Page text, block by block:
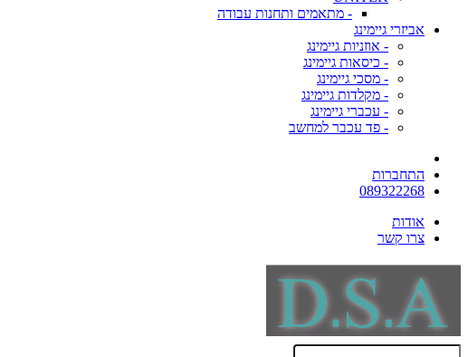
- מתאמים ותחנות עבודה
אביזרי גיימינג
- אוזניות גיימינג
- כיסאות גיימינג
- מסכי גיימינג
- מקלדות גיימינג
- עכברי גיימינג
- פד עכבר למחשב
התחברות
089322268
אודות
צרו קשר